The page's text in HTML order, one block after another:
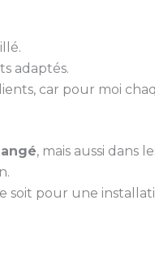
adaptés.
car pour moi
, mais aussi dans
soit pour une